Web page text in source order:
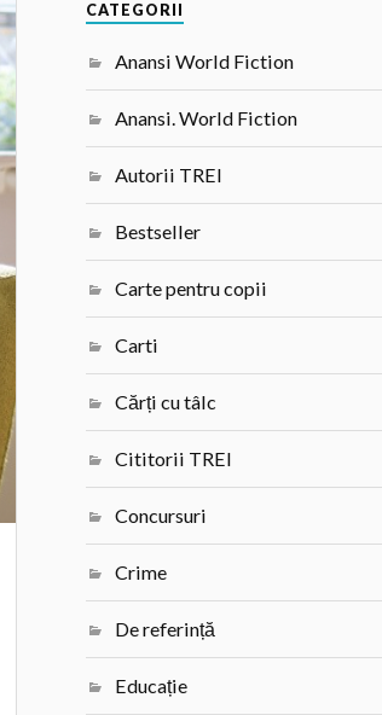
CATEGORII
Anansi World Fiction
Anansi. World Fiction
Autorii TREI
Bestseller
Carte pentru copii
Carti
Cărți cu tâlc
Cititorii TREI
Concursuri
Crime
De referință
Educație